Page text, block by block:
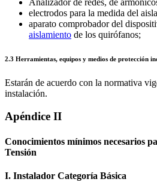
electrodos para la medida del
aparato comprobador del
aislamiento de los quirófanos;
2.3 Herramientas, equipos y medios de protección
Estarán de acuerdo con la normativa
instalación.
Apéndice II
Conocimientos mínimos necesarios
Tensión
I. Instalador Categoría Básica